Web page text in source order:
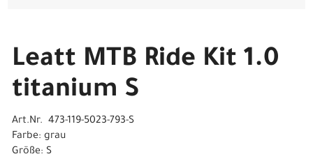
Leatt MTB Ride Kit 1.0
titanium S
Art.Nr. 473-119-5023-793-S
Farbe: grau
Größe: S